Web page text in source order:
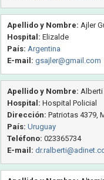
Apellido y Nombre: Ajler
Hospital: Elizalde
País: Argentina
E-mail: gsajler@gmail.com
Apellido y Nombre: Alberti
Hospital: Hospital Policial
Dirección: Patriotas 4379,
País: Uruguay
Teléfono: 023365734
E-mail: